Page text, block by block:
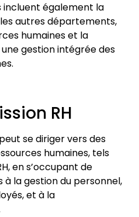
incluent également la
autres départements,
humaines et la
gestion intégrée des
RH
se diriger vers des
humaines, tels
en s’occupant de
la gestion du personnel,
et à la